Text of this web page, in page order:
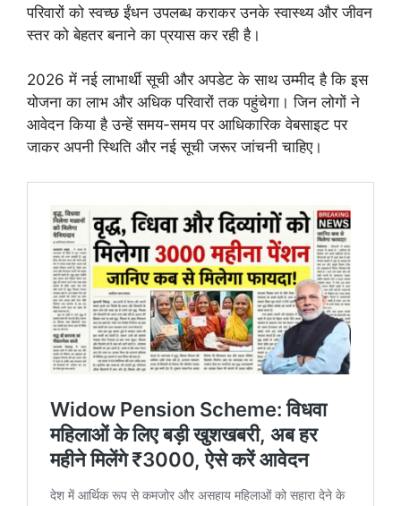
परिवारों को स्वच्छ ईंधन उपलब्ध कराकर उनके स्वास्थ्य और जीवन
स्तर को बेहतर बनाने का प्रयास कर रही है।
2026 में नई लाभार्थी सूची और अपडेट के साथ उम्मीद है कि इस
योजना का लाभ और अधिक परिवारों तक पहुंचेगा। जिन लोगों ने
आवेदन किया है उन्हें समय-समय पर आधिकारिक वेबसाइट पर
जाकर अपनी स्थिति और नई सूची जरूर जांचनी चाहिए।